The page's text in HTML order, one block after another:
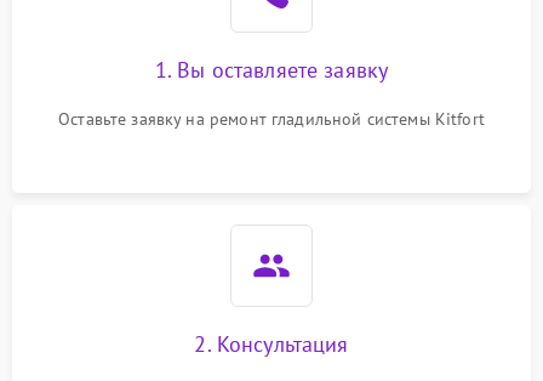
1. Вы оставляете заявку
Оставьте заявку на ремонт гладильной системы Kitfort
2. Консультация